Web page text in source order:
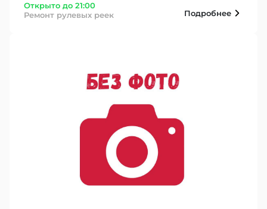
Открыто до 21:00
Ремонт рулевых реек
Подробнее